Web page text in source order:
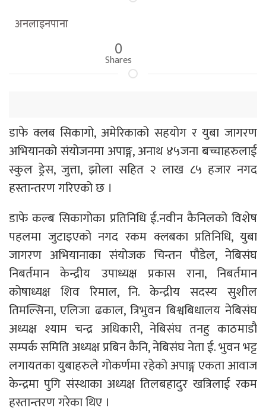
अनलाइनपाना
0
Shares
डाफे क्लब सिकागो, अमेरिकाको सहयोग र युबा जागरण
अभियानको संयोजनमा अपाङ्ग, अनाथ ४५जना बच्चाहरुलाई
स्कुल ड्रेस, जुत्ता, झोला सहित २ लाख ८५ हजार नगद
हस्तान्तरण गरिएको छ ।
डाफे कल्ब सिकागोका प्रतिनिधि ई.नवीन कैनिलको विशेष
पहलमा जुटाइएको नगद रकम क्लबका प्रतिनिधि, युबा
जागरण अभियानाका संयोजक चिन्तन पौडेल, नेबिसंघ
निबर्तमान केन्द्रीय उपाध्यक्ष प्रकास राना, निबर्तमान
कोषाध्यक्ष शिव रिमाल, नि. केन्द्रीय सदस्य सुशील
तिमल्सिना, एलिजा ढकाल, त्रिभुवन बिश्वबिधालय नेबिसंघ
अध्यक्ष श्याम चन्द्र अधिकारी, नेबिसंघ तनहु काठमाडौ
सम्पर्क समिति अध्यक्ष प्रबिन कैनि, नेबिसंघ नेता ई. भुवन भट्ट
लगायतका युबाहरुले गोकर्णमा रहेको अपाङ्ग एकता आवाज
केन्द्रमा पुगि संस्थाका अध्यक्ष तिलबहादुर खत्रिलाई रकम
हस्तान्तरण गरेका थिए ।